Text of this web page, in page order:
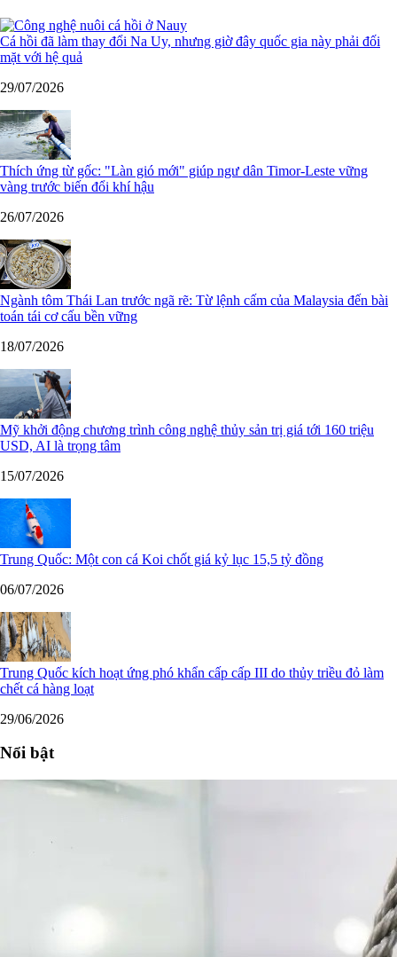
Cá hồi đã làm thay đổi Na Uy, nhưng giờ đây quốc gia này phải đối
mặt với hệ quả
29/07/2026
Thích ứng từ gốc: "Làn gió mới" giúp ngư dân Timor-Leste vững
vàng trước biến đổi khí hậu
26/07/2026
Ngành tôm Thái Lan trước ngã rẽ: Từ lệnh cấm của Malaysia đến bài
toán tái cơ cấu bền vững
18/07/2026
Mỹ khởi động chương trình công nghệ thủy sản trị giá tới 160 triệu
USD, AI là trọng tâm
15/07/2026
Trung Quốc: Một con cá Koi chốt giá kỷ lục 15,5 tỷ đồng
06/07/2026
Trung Quốc kích hoạt ứng phó khẩn cấp cấp III do thủy triều đỏ làm
chết cá hàng loạt
29/06/2026
Nổi bật